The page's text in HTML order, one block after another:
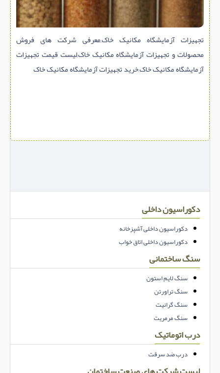
پله,نرده,حفاظ
برقی,روشنایی,ایمنی
تاسیسات ساختمان
ابزار آلات ساختمانی
تعمیر و نگهداری ساختمان
متفرقه
تجهیزات آزمایشگاه مکانیک خاک,معرفی شرکت های فروش
محصولات و تجهیزات آزمایشگاه مکانیک خاک,لیست قیمت تجهیزات
آزمایشگاه مکانیک خاک,خرید تجهیزات آزمایشگاه مکانیک خاک
دکوراسیون داخلی
دکوراسیون داخلی آشپزخانه
دکوراسیون داخلی اتاق خواب
سنگ ساختمانی
سنگ لایم استون
سنگ تراورتن
سنگ گرانیت
سنگ مرمریت
درب اتوماتیک
درب ضد سرقت